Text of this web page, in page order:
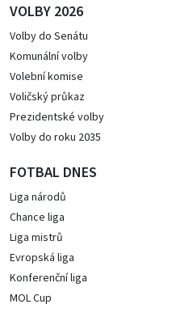
VOLBY 2026
Volby do Senátu
Komunální volby
Volební komise
Voličský průkaz
Prezidentské volby
Volby do roku 2035
FOTBAL DNES
Liga národů
Chance liga
Liga mistrů
Evropská liga
Konferenční liga
MOL Cup